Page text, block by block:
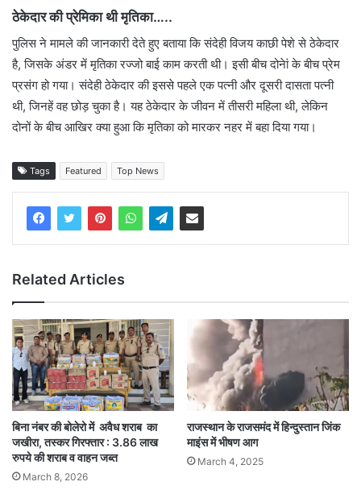
ठेकेदार की प्रेमिका थी मृतिका…..
पुलिस ने मामले की जानकारी देते हुए बताया कि संदेही विजय काछी पेशे से ठेकेदार
है, जिसके अंडर में मृतिका रज्जो बाई काम करती थी। इसी बीच दोनेां के बीच प्रेम
प्रसंग हो गया। संदेही ठेकेदार की इससे पहले एक पत्नी और दूसरी दासता पत्नी
थी, जिनहें वह छोड़ चुका है। यह ठेकेदार के जीवन में तीसरी महिला थी, लेकिन
दोनों के बीच आखिर क्या हुआ कि मृतिका को मारकर नहर में बहा दिया गया।
Tags Featured Top News
Related Articles
बिना नंबर की बोलेरो में अवैध शराब का
जखीरा, तस्कर गिरफ्तार : 3.86 लाख
रुपये की शराब व वाहन जब्त
March 8, 2026
राजस्थान के राजसमंद में हिन्दुस्तान जिंक
माइंस में भीषण आग
March 4, 2025